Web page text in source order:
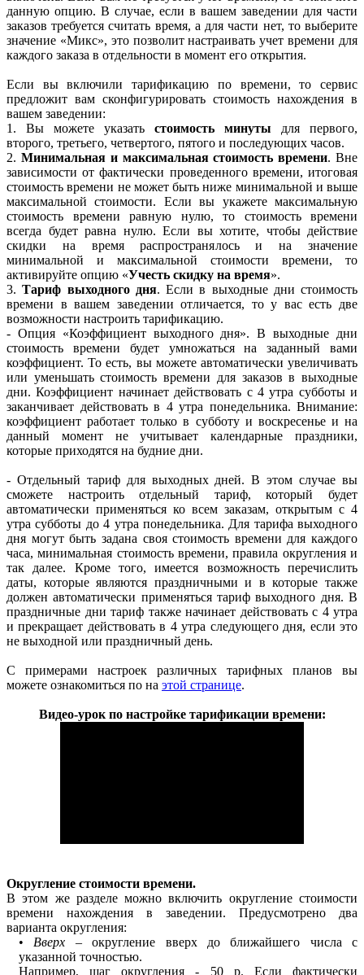
данную опцию. В случае, если в вашем заведении для части
заказов требуется считать время, а для части нет, то выберите
значение «Микс», это позволит настраивать учет времени для
каждого заказа в отдельности в момент его открытия.
Если вы включили тарификацию по времени, то сервис
предложит вам сконфигурировать стоимость нахождения в
вашем заведении:
1. Вы можете указать стоимость минуты для первого,
второго, третьего, четвертого, пятого и последующих часов.
2. Минимальная и максимальная стоимость времени. Вне
зависимости от фактически проведенного времени, итоговая
стоимость времени не может быть ниже минимальной и выше
максимальной стоимости. Если вы укажете максимальную
стоимость времени равную нулю, то стоимость времени
всегда будет равна нулю. Если вы хотите, чтобы действие
скидки на время распространялось и на значение
минимальной и максимальной стоимости времени, то
активируйте опцию «Учесть скидку на время».
3.Тариф выходного дня. Если в выходные дни стоимость
времени в вашем заведении отличается, то у вас есть две
возможности настроить тарификацию.
- Опция «Коэффициент выходного дня». В выходные дни
стоимость времени будет умножаться на заданный вами
коэффициент. То есть, вы можете автоматически увеличивать
или уменьшать стоимость времени для заказов в выходные
дни. Коэффициент начинает действовать с 4 утра субботы и
заканчивает действовать в 4 утра понедельника. Внимание:
коэффициент работает только в субботу и воскресенье и на
данный момент не учитывает календарные праздники,
которые приходятся на будние дни.
- Отдельный тариф для выходных дней. В этом случае вы
сможете настроить отдельный тариф, который будет
автоматически применяться ко всем заказам, открытым с 4
утра субботы до 4 утра понедельника. Для тарифа выходного
дня могут быть задана своя стоимость времени для каждого
часа, минимальная стоимость времени, правила округления и
так далее. Кроме того, имеется возможность перечислить
даты, которые являются праздничными и в которые также
должен автоматически применяться тариф выходного дня. В
праздничные дни тариф также начинает действовать с 4 утра
и прекращает действовать в 4 утра следующего дня, если это
не выходной или праздничный день.
С примерами настроек различных тарифных планов вы
можете ознакомиться по на этой странице.
Видео-урок по настройке тарификации времени:
Округление стоимости времени.
В этом же разделе можно включить округление стоимости
времени нахождения в заведении. Предусмотрено два
варианта округления:
• Вверх – округление вверх до ближайшего числа с
указанной точностью.
Например, шаг округления - 50 р. Если фактически